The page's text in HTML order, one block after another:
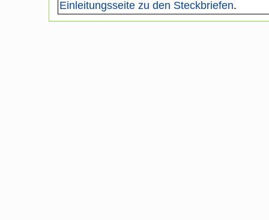
Einleitungsseite zu den Steckbriefen.